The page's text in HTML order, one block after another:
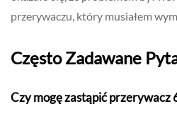
przerywaczu, który musiałem
Często Zadawane
Czy mogę zastąpić przerywacz